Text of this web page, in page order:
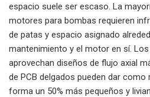
espacio suele ser escaso. La
motores para bombas requieren
de patas y espacio asignado
mantenimiento y el motor en sí.
aprovechan diseños de flujo axial
de PCB delgados pueden dar
forma un 50% más pequeños y